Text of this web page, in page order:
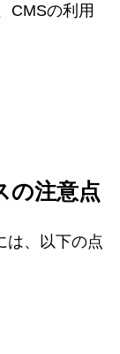
CMSの利用
の注意点
は、以下の点